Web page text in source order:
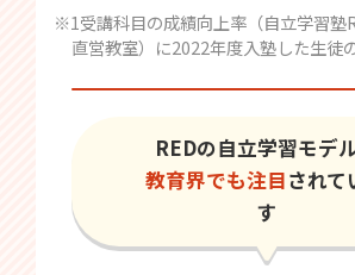
※1受講科目の成績向上率（自立学習塾
直営教室）に2022年度入塾した生徒の
REDの自立学習モデ
教育界でも注目されて
す